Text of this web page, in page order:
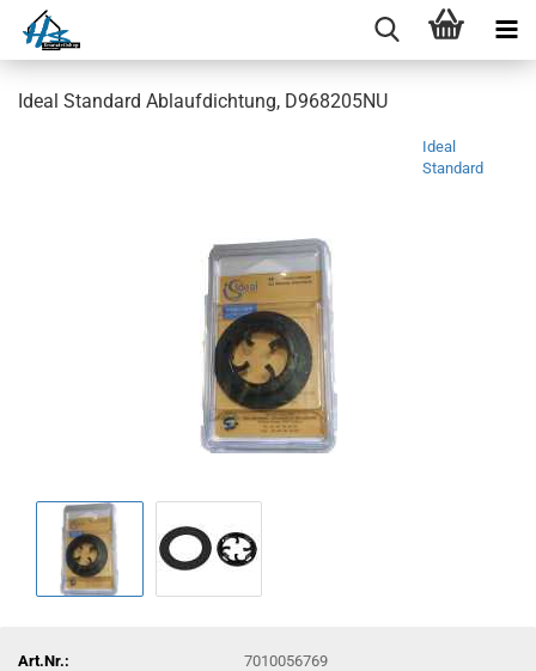
Ideal Standard Ablaufdichtung, D968205NU
Ideal
Standard
Art.Nr.:
7010056769